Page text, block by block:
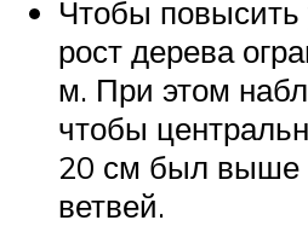
Чтобы повысить
рост дерева
м. При этом
чтобы
20 см был выше
ветвей.